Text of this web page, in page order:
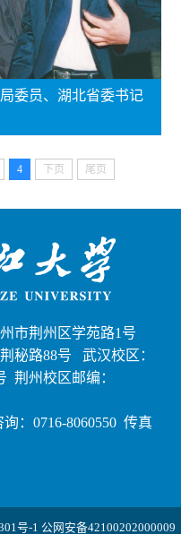
委员、湖北省委书记
4 下页 尾页
市荆州区学苑路1号
秘路88号 武汉校区：
荆州校区邮编：
：0716-8060550 传真
号-1 公网安备42100202000009